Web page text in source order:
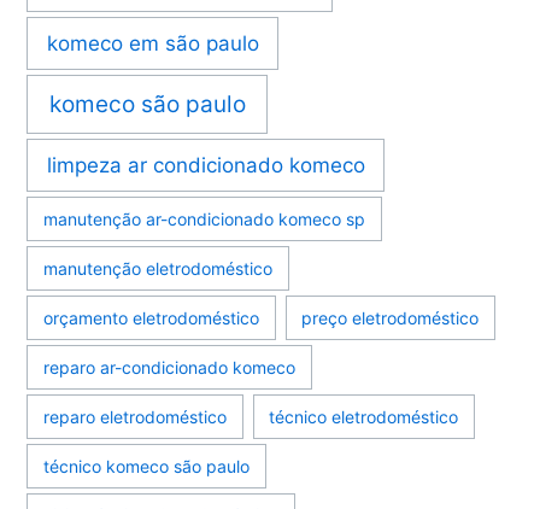
komeco em são paulo
komeco são paulo
limpeza ar condicionado komeco
manutenção ar-condicionado komeco sp
manutenção eletrodoméstico
orçamento eletrodoméstico preço eletrodoméstico
reparo ar-condicionado komeco
reparo eletrodoméstico técnico eletrodoméstico
técnico komeco são paulo